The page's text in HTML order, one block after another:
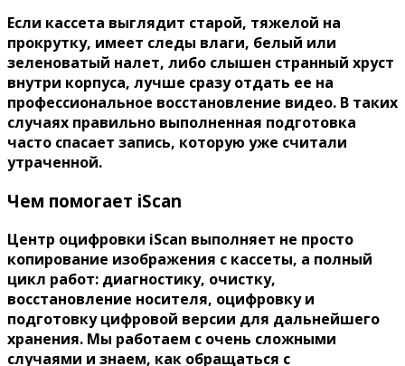
Если кассета выглядит старой, тяжелой на
прокрутку, имеет следы влаги, белый или
зеленоватый налет, либо слышен странный хруст
внутри корпуса, лучше сразу отдать ее на
профессиональное восстановление видео. В таких
случаях правильно выполненная подготовка
часто спасает запись, которую уже считали
утраченной.
Чем помогает iScan
Центр оцифровки iScan выполняет не просто
копирование изображения с кассеты, а полный
цикл работ: диагностику, очистку,
восстановление носителя, оцифровку и
подготовку цифровой версии для дальнейшего
хранения. Мы работаем с очень сложными
случаями и знаем, как обращаться с